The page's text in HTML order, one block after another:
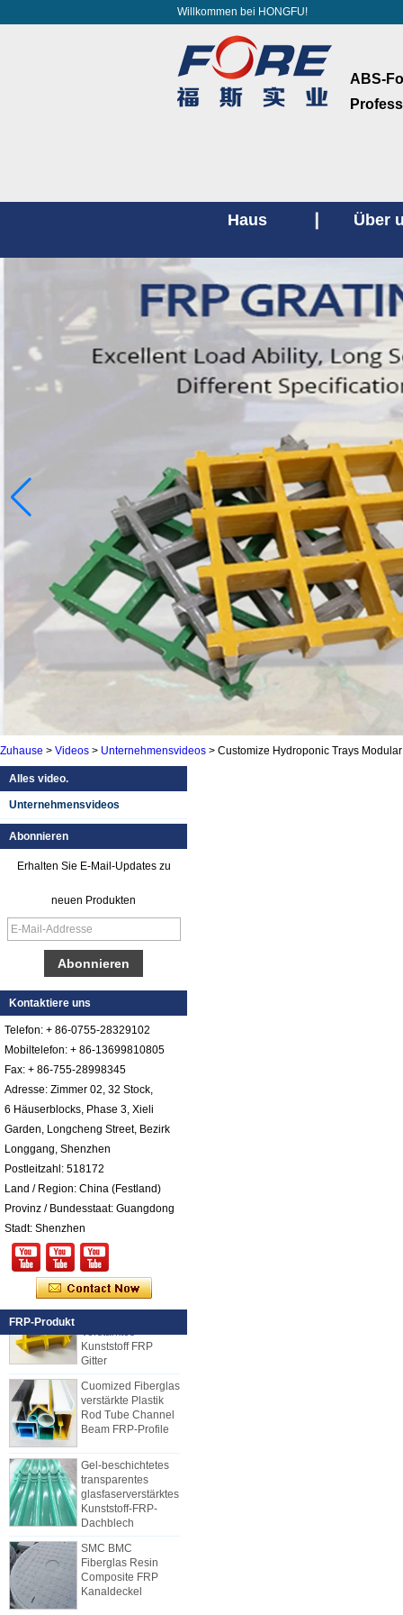
Willkommen bei HONGFU!
ABS-
Haus Über
Zuhause > Videos > Unternehmensvideos > Customize Hydroponic Trays
Alles video.
Unternehmensvideos
Abonnieren
Erhalten Sie E-Mail-Updates zu
neuen Produkten
Kontaktiere uns
Telefon: + 86-0755-28329102
Mobiltelefon: + 86-13699810805
Fax: + 86-755-28998345
Adresse: Zimmer 02, 32 Stock,
6 Häuserblocks, Phase 3, Xieli
Garden, Longcheng Street, Bezirk
Longgang, Shenzhen
Postleitzahl: 518172
Land / Region: China (Festland)
Provinz / Bundesstaat: Guangdong
Stadt: Shenzhen
FRP-Produkt
Glattes Gel Cotated
Fiberglas
Reinforced Plastik
FRP Blatt
Farbiges Gel
Cotated Fiberglas
verstärktes Plastik
FRP Pebbled Blatt
Comstom-Stärke-
Weiß-Schwarzes
RV-Außenisolierte
GRP-FRP-Platten
Fiberglas
FRP PU-Schaum-
zusammengesetzte
Platte für Anhänger
25mm Stärke Gelb
Konkav Fiberglas
Kunststoff FRP
Gitter
Cuomized Fiberglas
verstärkte Plastik
Rod Tube Channel
Beam FRP-Profile
Gel-beschichtetes
transparentes
glasfaserverstärktes
Kunststoff-FRP-
Dachblech
SMC BMC
Fiberglas Resin
Composite FRP
Kanaldeckel
Wie wählt man gekühlte LKW
Body Panels